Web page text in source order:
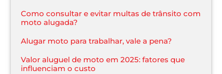
Como consultar e evitar multas de trânsito com
moto alugada?
Alugar moto para trabalhar, vale a pena?
Valor aluguel de moto em 2025: fatores que
influenciam o custo